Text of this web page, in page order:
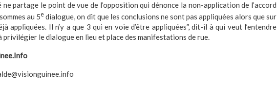
partage le point de vue de l’opposition qui dénonce la non-application de l’accord
au 5e dialogue, on dit que les conclusions ne sont pas appliquées alors que sur
appliquées. Il n’y a que 3 qui en voie d’être appliquées”, dit-il à qui veut l’entendre
privilégier le dialogue en lieu et place des manifestations de rue.